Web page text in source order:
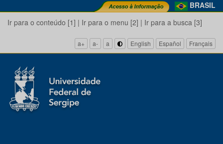
BRASIL
Ir para o conteúdo [1] | Ir para o menu [2] | Ir para a busca [3]
a+ a- a English Español Français